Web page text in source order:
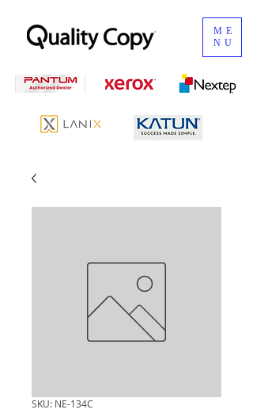
ME
NU
SKU: NE-134C